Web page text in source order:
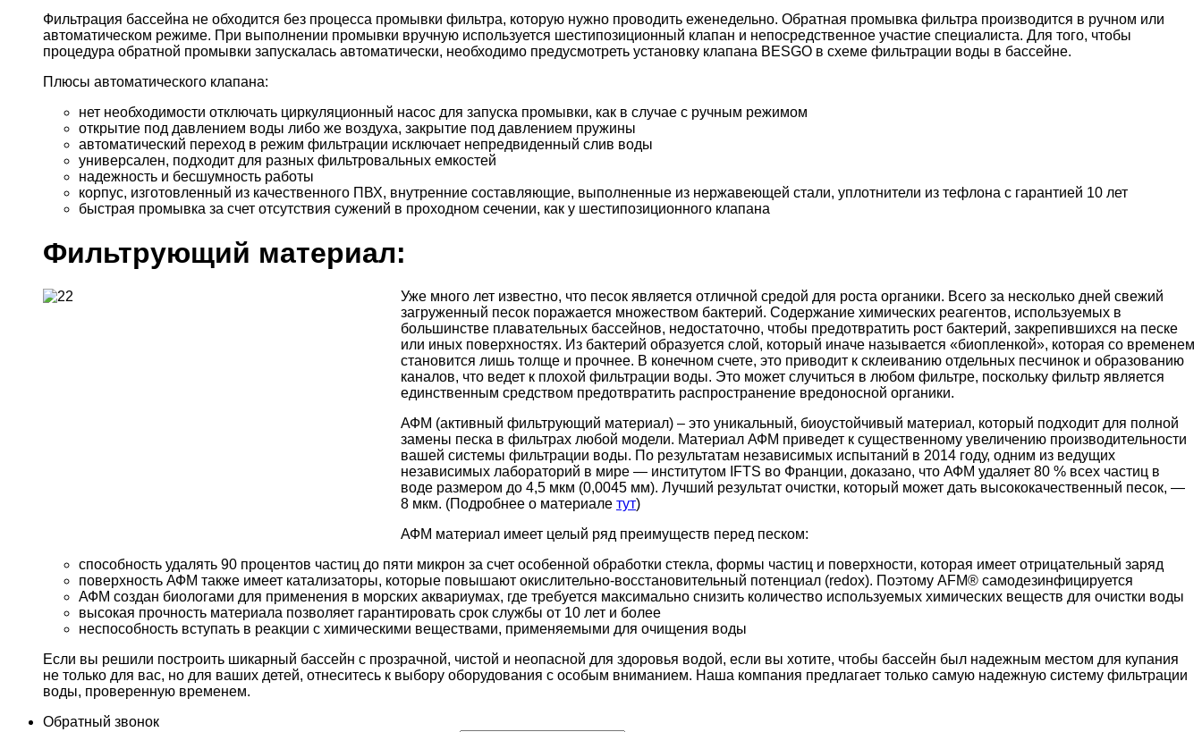
Фильтрация бассейна не обходится без процесса промывки фильтра, которую нужно проводить еженедельно. Обратная промывка фильтра производится в ручном или
автоматическом режиме. При выполнении промывки вручную используется шестипозиционный клапан и непосредственное участие специалиста. Для того, чтобы
процедура обратной промывки запускалась автоматически, необходимо предусмотреть установку клапана BESGO в схеме фильтрации воды в бассейне.
Плюсы автоматического клапана:
нет необходимости отключать циркуляционный насос для запуска промывки, как в случае с ручным режимом
открытие под давлением воды либо же воздуха, закрытие под давлением пружины
автоматический переход в режим фильтрации исключает непредвиденный слив воды
универсален, подходит для разных фильтровальных емкостей
надежность и бесшумность работы
корпус, изготовленный из качественного ПВХ, внутренние составляющие, выполненные из нержавеющей стали, уплотнители из тефлона с гарантией 10 лет
быстрая промывка за счет отсутствия сужений в проходном сечении, как у шестипозиционного клапана
Фильтрующий материал:
Уже много лет известно, что песок является отличной средой для роста органики. Всего за несколько дней свежий
загруженный песок поражается множеством бактерий. Содержание химических реагентов, используемых в
большинстве плавательных бассейнов, недостаточно, чтобы предотвратить рост бактерий, закрепившихся на песке
или иных поверхностях. Из бактерий образуется слой, который иначе называется «биопленкой», которая со временем
становится лишь толще и прочнее. В конечном счете, это приводит к склеиванию отдельных песчинок и образованию
каналов, что ведет к плохой фильтрации воды. Это может случиться в любом фильтре, поскольку фильтр является
единственным средством предотвратить распространение вредоносной органики.
АФМ (активный фильтрующий материал) – это уникальный, биоустойчивый материал, который подходит для полной
замены песка в фильтрах любой модели. Материал АФМ приведет к существенному увеличению производительности
вашей системы фильтрации воды. По результатам независимых испытаний в 2014 году, одним из ведущих
независимых лабораторий в мире — институтом IFTS во Франции, доказано, что АФМ удаляет 80 % всех частиц в
воде размером до 4,5 мкм (0,0045 мм). Лучший результат очистки, который может дать высококачественный песок, —
8 мкм. (Подробнее о материале тут)
АФМ материал имеет целый ряд преимуществ перед песком:
способность удалять 90 процентов частиц до пяти микрон за счет особенной обработки стекла, формы частиц и поверхности, которая имеет отрицательный заряд
поверхность АФМ также имеет катализаторы, которые повышают окислительно-восстановительный потенциал (redox). Поэтому AFM® cамодезинфицируется
АФМ создан биологами для применения в морских аквариумах, где требуется максимально снизить количество используемых химических веществ для очистки воды
высокая прочность материала позволяет гарантировать срок службы от 10 лет и более
неспособность вступать в реакции с химическими веществами, применяемыми для очищения воды
Если вы решили построить шикарный бассейн с прозрачной, чистой и неопасной для здоровья водой, если вы хотите, чтобы бассейн был надежным местом для купания
не только для вас, но для ваших детей, отнеситесь к выбору оборудования с особым вниманием. Наша компания предлагает только самую надежную систему фильтрации
воды, проверенную временем.
Обратный звонок